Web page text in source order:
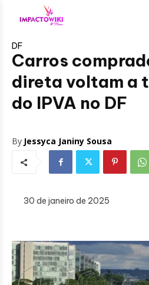
DF
Carros
direta voltam a
do IPVA no DF
By Jessyca Janiny Sousa
30 de janeiro de 2025